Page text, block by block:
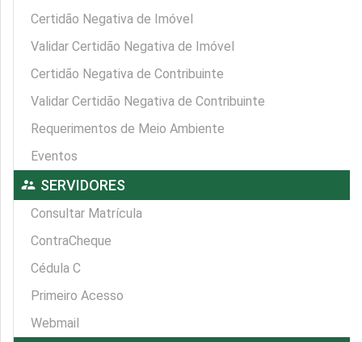
Certidão Negativa de Imóvel
Validar Certidão Negativa de Imóvel
Certidão Negativa de Contribuinte
Validar Certidão Negativa de Contribuinte
Requerimentos de Meio Ambiente
Eventos
supervisor_account SERVIDORES
Consultar Matrícula
ContraCheque
Cédula C
Primeiro Acesso
Webmail